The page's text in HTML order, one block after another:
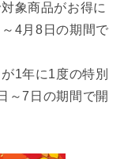
象商品がお得に
4月8日の期間で
1年に1度の特別
～7日の期間で開